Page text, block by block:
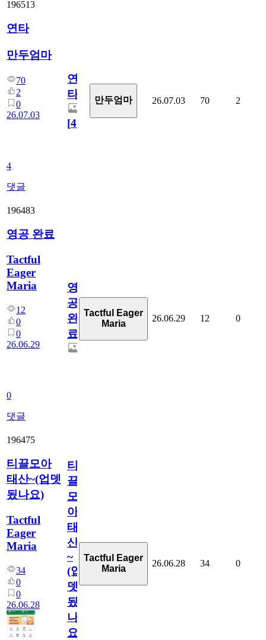
196513
연타
만두엄마
70
2
0
26.07.03
4
댓글
연
타
[4]
만두엄마 26.07.03 70 2
196483
영공 완료
Tactful
Eager
Maria
12
0
0
26.06.29
0
댓글
영
공
완
료
Tactful Eager
Maria
26.06.29 12 0
196475
티끌모아
태산~(업뎃
됬나요)
Tactful
Eager
Maria
34
0
0
26.06.28
티
끌
모
아
태
산
~
(업
뎃
됬
나
요)
Tactful Eager
Maria
26.06.28 34 0